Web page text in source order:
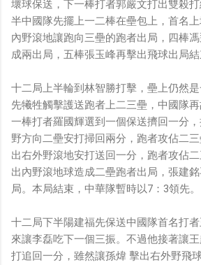
壞球保送，下一棒打者郭嚴文打出雙殺
半中國隊先擺上一二棒在壘包上，首名
內野滾地讓跑向三壘的跑者出局，四棒
成兩出局，五棒張玉峰再擊出飛球出局結
十二局上半輪到林智勝打擊，壘上仍然
先犧牲觸擊護送跑者上二三壘，中國隊
一棒打者羅國輝選到一個保送擠回一分
野方向二壘安打掃回兩分，跑者攻佔二
出右外野滾地安打送回一分，跑者攻佔
出內野滾地球造成二壘跑者出局，張建
局。本局結束，中華隊暫時以7：3領先。
十二局下半陽建福先保送中國隊首名打
來讓李磊吃下一個三振。不過他接著讓
打追回一分，雖然讓孫煒 擊出右外野飛